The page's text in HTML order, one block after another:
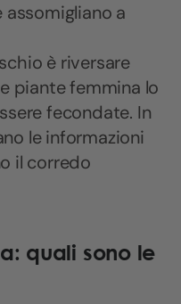
a
è riversare
piante femmina lo
fecondate. In
le informazioni
il corredo
quali sono le